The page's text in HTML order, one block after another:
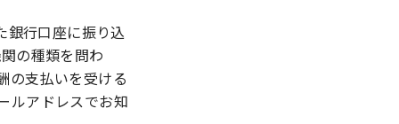
銀行口座に振り込
の種類を問わ
の支払いを受ける
ルアドレスでお知